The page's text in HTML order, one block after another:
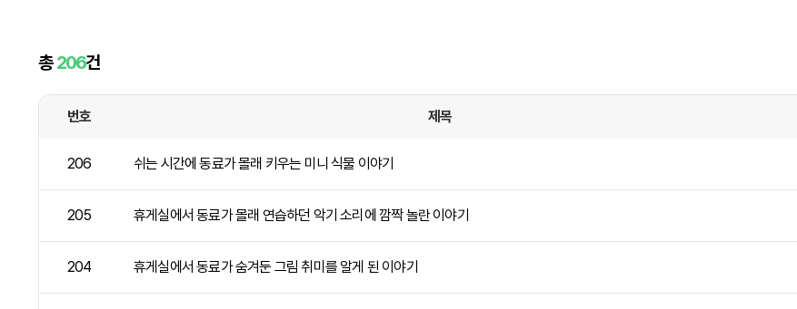
총 206건
번호 제목
206 쉬는 시간에 동료가 몰래 키우는 미니 식물 이야기
205 휴게실에서 동료가 몰래 연습하던 악기 소리에 깜짝 놀란 이야기
204 휴게실에서 동료가 숨겨둔 그림 취미를 알게 된 이야기